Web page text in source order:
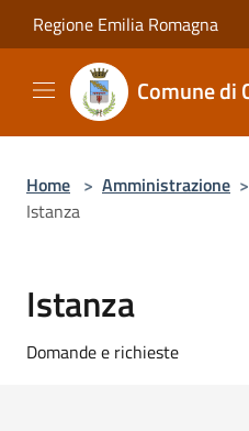
Salta al contenuto principale
Regione Emilia Romagna
Comune di
Home > Amministrazione >
Istanza
Istanza
Domande e richieste